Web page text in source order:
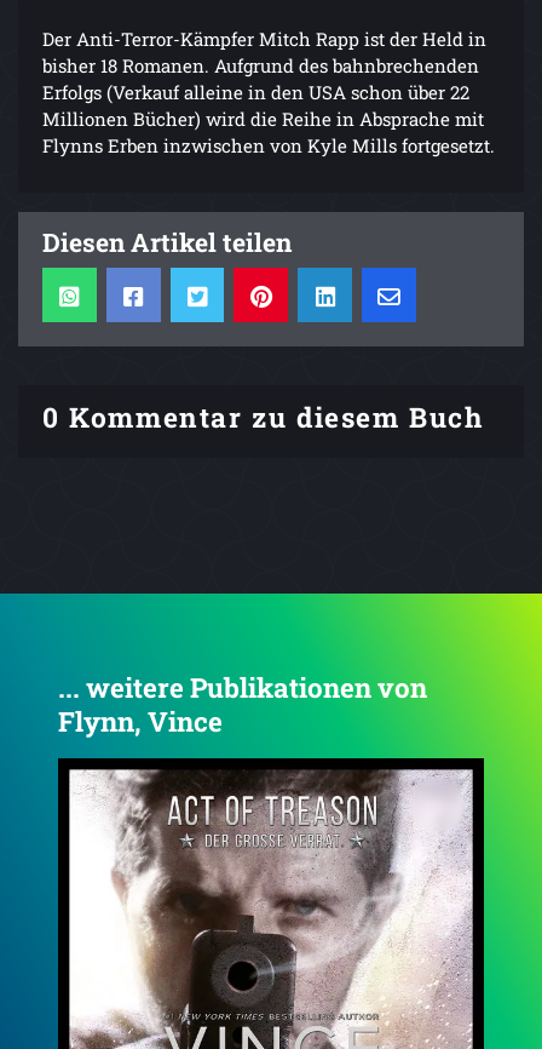
Der Anti-Terror-Kämpfer Mitch Rapp ist der Held in
bisher 18 Romanen. Aufgrund des bahnbrechenden
Erfolgs (Verkauf alleine in den USA schon über 22
Millionen Bücher) wird die Reihe in Absprache mit
Flynns Erben inzwischen von Kyle Mills fortgesetzt.
Diesen Artikel teilen
0 Kommentar zu diesem Buch
... weitere Publikationen von
Flynn, Vince